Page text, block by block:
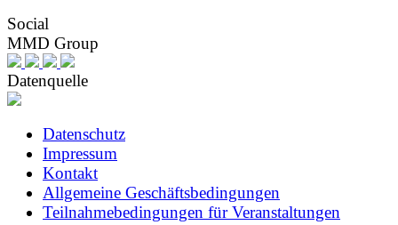
Social
MMD Group
Datenquelle
Datenschutz
Impressum
Kontakt
Allgemeine Geschäftsbedingungen
Teilnahmebedingungen für Veranstaltungen